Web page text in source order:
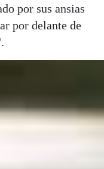
por sus ansias
por delante de